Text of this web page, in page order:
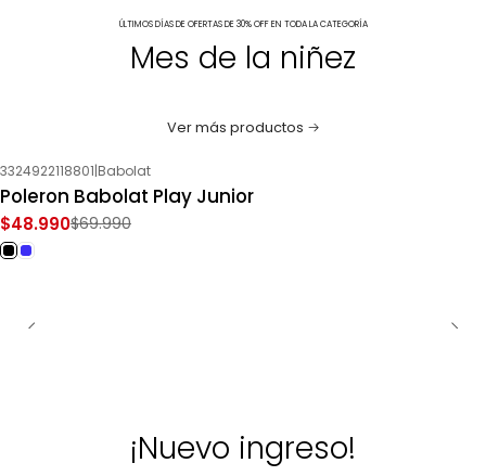
ÚLTIMOS DÍAS DE OFERTAS DE 30% OFF EN TODA LA CATEGORÍA
Mes de la niñez
Ver más productos
-30%OFF
3324922118801|Babolat
Poleron Babolat Play Junior
$48.990$69.990
¡Nuevo ingreso!